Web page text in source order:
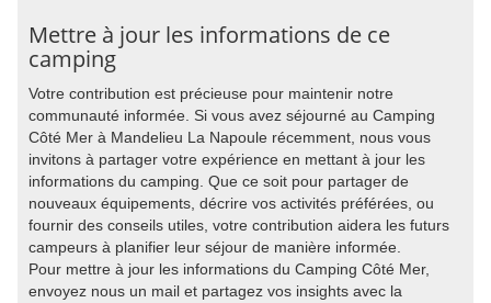
Mettre à jour les informations de ce
camping
Votre contribution est précieuse pour maintenir notre
communauté informée. Si vous avez séjourné au Camping
Côté Mer à Mandelieu La Napoule récemment, nous vous
invitons à partager votre expérience en mettant à jour les
informations du camping. Que ce soit pour partager de
nouveaux équipements, décrire vos activités préférées, ou
fournir des conseils utiles, votre contribution aidera les futurs
campeurs à planifier leur séjour de manière informée.
Pour mettre à jour les informations du Camping Côté Mer,
envoyez nous un mail et partagez vos insights avec la